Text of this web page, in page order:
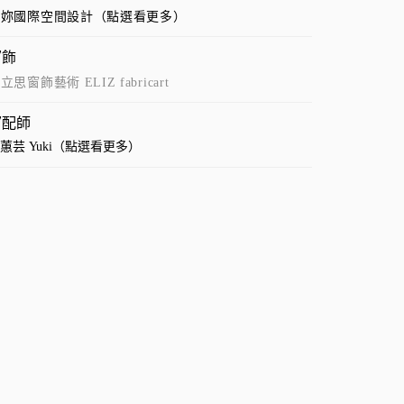
國際空間設計（點選看更多）
思窗飾藝術 ELIZ fabricart
師
芸 Yuki（點選看更多）